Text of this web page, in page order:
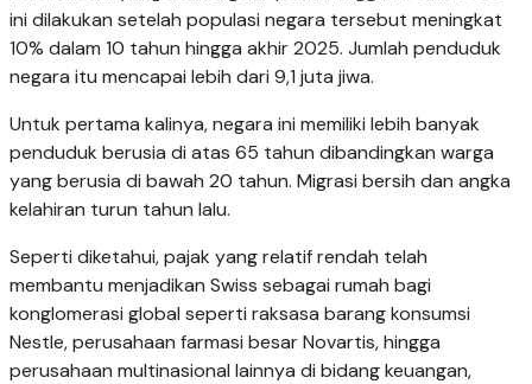
ini dilakukan setelah populasi negara tersebut meningkat
10% dalam 10 tahun hingga akhir 2025. Jumlah penduduk
negara itu mencapai lebih dari 9,1 juta jiwa.
Untuk pertama kalinya, negara ini memiliki lebih banyak
penduduk berusia di atas 65 tahun dibandingkan warga
yang berusia di bawah 20 tahun. Migrasi bersih dan angka
kelahiran turun tahun lalu.
Seperti diketahui, pajak yang relatif rendah telah
membantu menjadikan Swiss sebagai rumah bagi
konglomerasi global seperti raksasa barang konsumsi
Nestle, perusahaan farmasi besar Novartis, hingga
perusahaan multinasional lainnya di bidang keuangan,